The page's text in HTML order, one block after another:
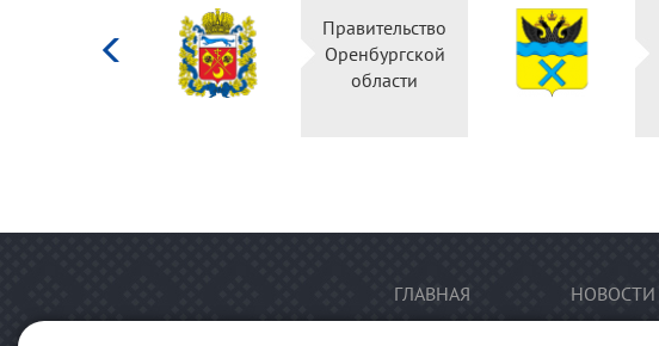
Правительство
Оренбургской
области
ГЛАВНАЯ НОВОСТИ